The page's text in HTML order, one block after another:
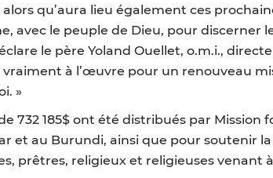
qu’aura lieu également ces
avec le peuple de Dieu, pour discerner
le père Yoland Ouellet, o.m.i.,
à l’œuvre pour un renouveau
»
732 185$ ont été distribués par
et au Burundi, ainsi que pour soutenir
prêtres, religieux et religieuses venant